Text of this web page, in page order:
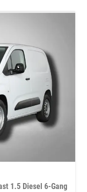
1.5 Diesel 6-Gang